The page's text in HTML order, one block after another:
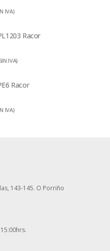
IVA)
Racor
IVA)
Racor
IVA)
143-145. O Porriño